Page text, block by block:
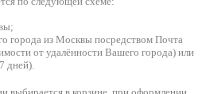
города из Москвы посредством Почта
от удалённости Вашего города) или
дней).